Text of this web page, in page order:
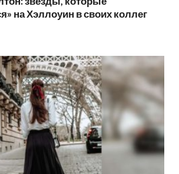
на Хэллоуин в своих коллег